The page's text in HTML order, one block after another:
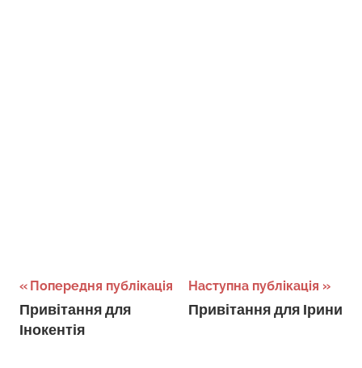
Навігація
записів
Попередня публікація
Привітання для
Інокентія
Наступна публікація
Привітання для Ірини